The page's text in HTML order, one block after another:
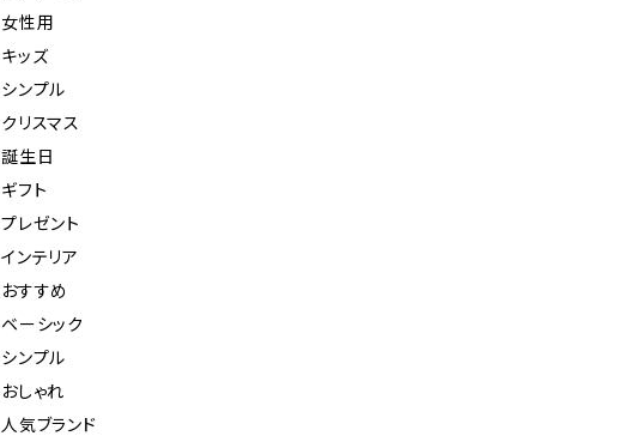
女性用
キッズ
シンプル
クリスマス
誕生日
ギフト
プレゼント
インテリア
おすすめ
ベーシック
シンプル
おしゃれ
人気ブランド